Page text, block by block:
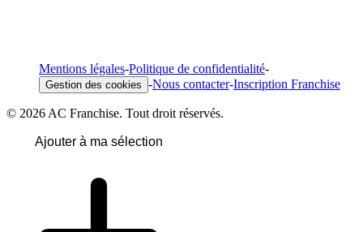
Mentions légales-Politique de confidentialité-
Gestion des cookies -Nous contacter-Inscription Franchise
© 2026 AC Franchise. Tout droit réservés.
Ajouter à ma sélection